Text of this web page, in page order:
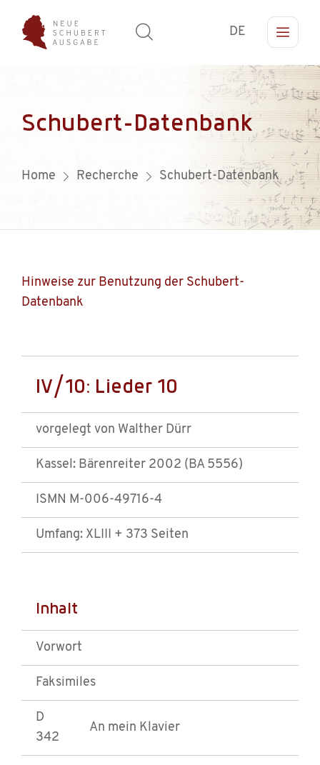
DE
Schubert-Datenbank
Home Recherche Schubert-Datenbank
Hinweise zur Benutzung der Schubert-
Datenbank
IV/10: Lieder 10
vorgelegt von Walther Dürr
Kassel: Bärenreiter 2002 (BA 5556)
ISMN M-006-49716-4
Umfang: XLIII + 373 Seiten
Inhalt
Vorwort
Faksimiles
D
342
An mein Klavier